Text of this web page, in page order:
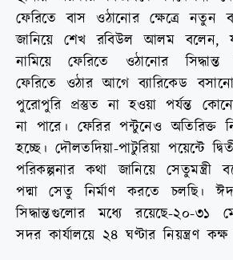
ফেরিতে বাস ওঠানোর ক্ষেত্রে নতুন
জানিয়ে শেখ রবিউল আলম বলেন,
নামিয়ে ফেরিতে ওঠানোর সিদ্ধান্ত
ফেরিতে ওঠার আগে ব্যারিকেড
পুরোপুরি প্রস্তুত না হওয়া পর্যন্ত
না পারে। ফেরির পন্টুনেও অতিরিক্ত
হচ্ছে। দৌলতদিয়া-পাটুরিয়া পয়েন্টে
পরিকল্পনার কথা জানিয়ে সেতুমন্ত্রী
পদ্মা সেতু নির্মাণ করতে চলছি।
সিদ্ধান্তগুলোর মধ্যে রয়েছে-২০-৩১
সদর কার্যালয়ে ২৪ ঘণ্টার নিয়ন্ত্রণ